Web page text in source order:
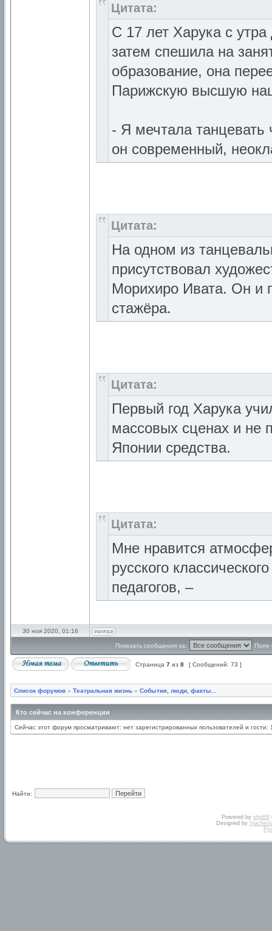
Цитата:
С 17 лет Харука с
затем спешила на
образование, она
Парижскую высшую
- Я мечтала танцевать
он современный,
Цитата:
На одном из
присутствовал
Морихиро Ивата. Он и
стажёра.
Цитата:
Первый год Харука
массовых сценах и не
Японии средства.
Цитата:
Мне нравится
русского
педагогов, –
30 ноя 2020, 01:16
Показать сообщения за: Поле
Страница 7 из 8 [ Сообщений: 73 ]
Список форумов » Театральная жизнь » События, люди, факты...
Кто сейчас на конференции
Сейчас этот форум просматривают: нет зарегистрированных пользователей и гости:
Найти:
Powered by phpBB
Designed by